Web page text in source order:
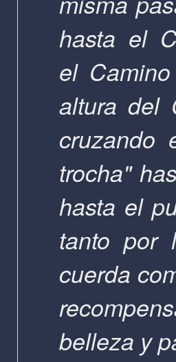
hasta el
el
altura del
cruzando
trocha"
hasta el
tanto por
cuerda
belleza y